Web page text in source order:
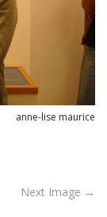
anne-lise maurice
Next Image →